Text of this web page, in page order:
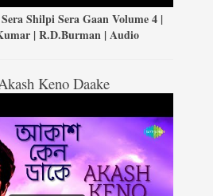
Shilpi Sera Gaan Volume 4 |
| R.D.Burman | Audio
Keno Daake